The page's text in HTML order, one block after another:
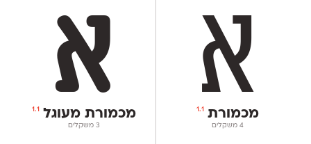
מכמורת1.1
‫4 משקלים
מכמורת מעוגל 1.1
‫3 משקלים